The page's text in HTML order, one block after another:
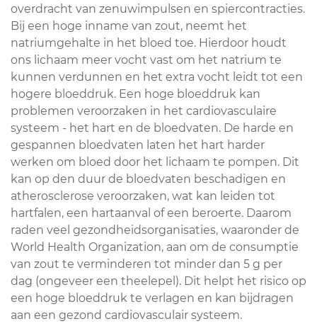
overdracht van zenuwimpulsen en spiercontracties.
Bij een hoge inname van zout, neemt het
natriumgehalte in het bloed toe. Hierdoor houdt
ons lichaam meer vocht vast om het natrium te
kunnen verdunnen en het extra vocht leidt tot een
hogere bloeddruk. Een hoge bloeddruk kan
problemen veroorzaken in het cardiovasculaire
systeem - het hart en de bloedvaten. De harde en
gespannen bloedvaten laten het hart harder
werken om bloed door het lichaam te pompen. Dit
kan op den duur de bloedvaten beschadigen en
atherosclerose veroorzaken, wat kan leiden tot
hartfalen, een hartaanval of een beroerte. Daarom
raden veel gezondheidsorganisaties, waaronder de
World Health Organization, aan om de consumptie
van zout te verminderen tot minder dan 5 g per
dag (ongeveer een theelepel). Dit helpt het risico op
een hoge bloeddruk te verlagen en kan bijdragen
aan een gezond cardiovasculair systeem.